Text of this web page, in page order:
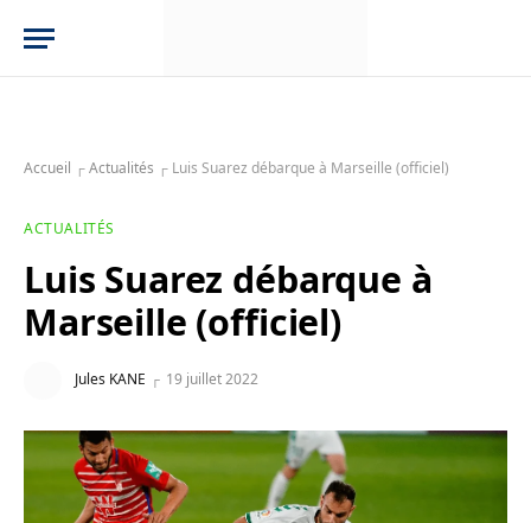
Accueil ┌Actualités ┌ Luis Suarez débarque à Marseille (officiel)
ACTUALITÉS
Luis Suarez débarque à
Marseille (officiel)
Jules KANE 19 juillet 2022